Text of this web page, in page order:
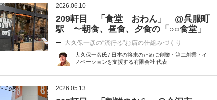
2026.06.10
209軒目 「食堂 おわん」 @呉服町
駅 〜朝食、昼食、夕食の「○○食堂」
大久保一彦の“流行る”お店の仕組みづくり
大久保一彦氏 / 日本の将来のために創業・第二創業・イ
ノベーションを支援する有限会社 代表
2026.05.13